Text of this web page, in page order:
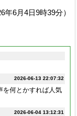
年6月4日9時39分）
2026-06-13 22:07:32
を何とかすれば人気
2026-06-04 13:12:31